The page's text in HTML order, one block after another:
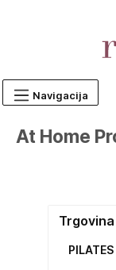
Navigacija
At Home
Trgovina
PILATES